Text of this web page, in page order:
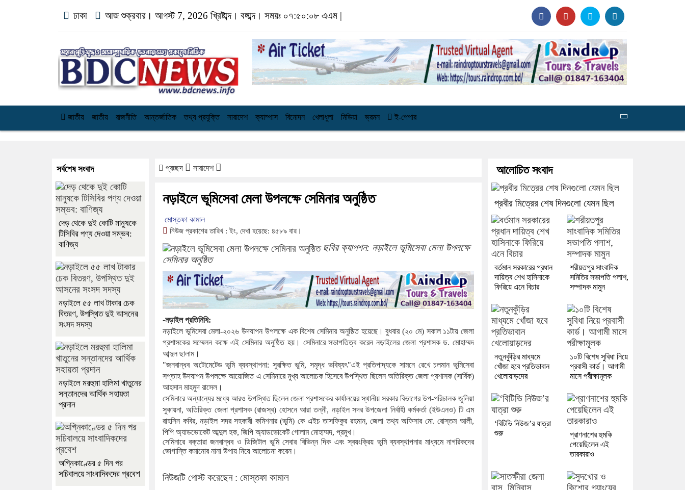
ঢাকা আজ শুক্রবার। আগস্ট 7, 2026 খ্রিষ্টাব্দ। বঙ্গাব্দ। সময়ঃ ০৭:৫০:০৯ এএম|
জাতীয় জাতীয় রাজনীতি আন্তর্জাতিক তথ্য প্রযুক্তি সারাদেশ ক্যাম্পাস বিনোদন খেলাধুলা মিডিয়া ভ্রমন ই-পেপার
প্রচ্ছদ সারাদেশ
নড়াইলে ভূমিসেবা মেলা উপলক্ষে সেমিনার অনুষ্ঠিত
মোস্তফা কামাল
নিউজ প্রকাশের তারিখ : ইং, দেখা হয়েছে: ৪৫৮৯ বার।
ছবির ক্যাপশন: নড়াইলে ভূমিসেবা মেলা উপলক্ষে
সেমিনার অনুষ্ঠিত
-নড়াইল প্রতিনিধি:
নড়াইলে ভূমিসেবা মেলা-২০২৬ উদযাপন উপলক্ষে এক বিশেষ সেমিনার অনুষ্ঠিত হয়েছে। বুধবার(২০ মে) সকাল ১১টায় জেলা
প্রশাসকের সম্মেলন কক্ষে এই সেমিনার অনুষ্ঠিত হয়। সেমিনারে সভাপতিত্ব করেন নড়াইলের জেলা প্রশাসক ড.মোহাম্মদ
আব্দুল ছালাম।
"জনবান্ধব অটোমেটেড ভূমি ব্যবস্থাপনা: সুরক্ষিত ভূমি,সমৃদ্ধ ভবিষ্যৎ"এই প্রতিপাদ্যকে সামনে রেখে চলমান ভূমিসেবা
সপ্তাহ উদযাপন উপলক্ষে আয়োজিত এ সেমিনারে মুখ্য আলোচক হিসেবে উপস্থিত ছিলেন অতিরিক্ত জেলা প্রশাসক (সার্বিক)
আহসান মাহমুদ রাসেল।
সেমিনারে অন্যান্যের মধ্যে আরও উপস্থিত ছিলেন জেলা প্রশাসকের কার্যালয়ের স্থানীয় সরকার বিভাগের উপ-পরিচালক জুলিয়া
সুকায়না,অতিরিক্ত জেলা প্রশাসক (রাজস্ব) হোসনে আরা তন্নী, নড়াইল সদর উপজেলা নির্বাহী কর্মকর্তা (ইউএনও) টি এম
রাহসিন কবির,নড়াইল সদর সহকারী কমিশনার(ভূমি) কে এইচ তাসফিকুর রহমান,জেলা তথ্য অফিসার মো.রোস্তম আলী,
পিপি অ্যাডভোকেট আব্দুল হক, জিপি অ্যাডভোকেট গোলাম মোহাম্মদ, প্রমুখ।
সেমিনারে বক্তারা জনবান্ধব ও ডিজিটাল ভূমি সেবার বিভিন্ন দিক এবং স্বয়ংক্রিয় ভূমি ব্যবস্থাপনার মাধ্যমে নাগরিকদের
ভোগান্তি কমানোর নানা উপায় নিয়ে আলোচনা করেন।
নিউজটি পোস্ট করেছেন : মোস্তফা কামাল
সর্বশেষ সংবাদ
দেড় থেকে দুই কোটি মানুষকে
টিসিবির পণ্য দেওয়া সম্ভব:
বাণিজ্য
নড়াইলে ৫৫ লাখ টাকার চেক
বিতরণ, উপস্থিত দুই আসনের
সংসদ সদস্য
নড়াইলে মরহুমা হালিমা খাতুনের
সন্তানদের আর্থিক সহায়তা
প্রদান
অগ্নিকাণ্ডের ৫ দিন পর
সচিবালয়ে সাংবাদিকদের প্রবেশ
আলোচিত সংবাদ
প্রবীর মিত্রের শেষ দিনগুলো যেমন ছিল
বর্তমান সরকারের প্রধান
দায়িত্ব শেখ হাসিনাকে
ফিরিয়ে এনে বিচার
শরীয়তপুর সাংবাদিক
সমিতির সভাপতি পলাশ,
সম্পাদক মামুন
নতুনকুঁড়ির মাধ্যমে
খোঁজা হবে প্রতিভাবান
খেলোয়াড়দের
১০টি বিশেষ সুবিধা নিয়ে
প্রবাসী কার্ড। আগামী
মাসে পরীক্ষামূলক
‘বিটিভি নিউজ’র যাত্রা
শুরু
প্রাণনাশের হুমকি
পেয়েছিলেন এই
তারকারাও